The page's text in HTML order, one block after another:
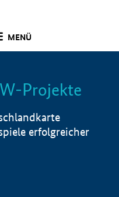
MENÜ
Info
Projekte
erfolgreicher